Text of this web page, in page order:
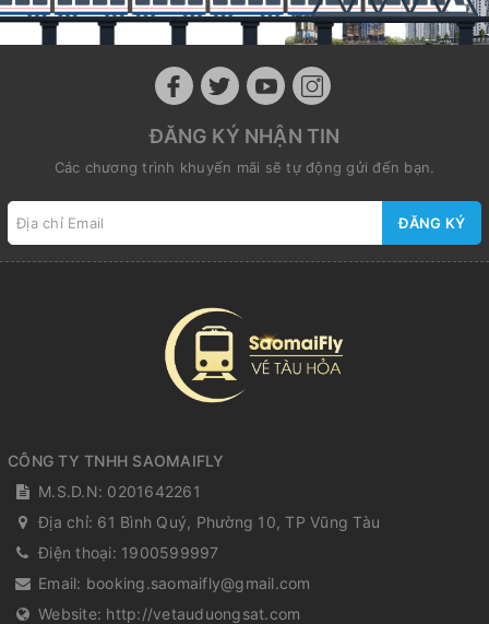
ĐĂNG KÝ NHẬN TIN
Các chương trình khuyến mãi sẽ tự động gửi đến bạn.
ĐĂNG KÝ
CÔNG TY TNHH SAOMAIFLY
M.S.D.N: 0201642261
Địa chỉ: 61 Bình Quý, Phường 10, TP Vũng Tàu
Điện thoại: 1900599997
Email: booking.saomaifly@gmail.com
Website: http://vetauduongsat.com